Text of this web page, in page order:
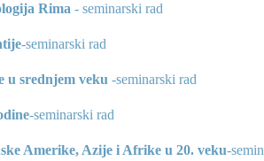
Rima - seminarski rad
-seminarski rad
u srednjem veku -seminarski rad
-seminarski rad
Amerike, Azije i Afrike u 20. veku-